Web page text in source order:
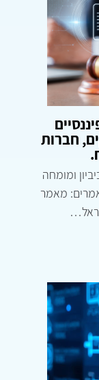
חברות
ומומחה
מאמר